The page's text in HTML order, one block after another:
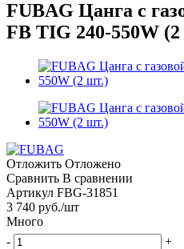
FUBAG Цанга c
FB TIG 240-550W
Отложить Отложено
Сравнить В сравнении
Артикул FBG-31851
3 740 руб./шт
Много
-
+